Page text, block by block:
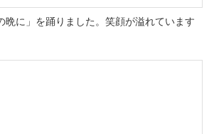
に」を踊りました。笑顔が溢れています